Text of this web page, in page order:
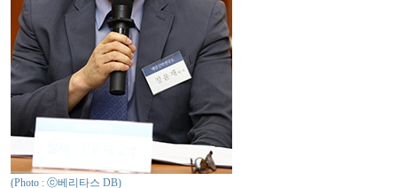
(Photo : ⓒ베리타스 DB)